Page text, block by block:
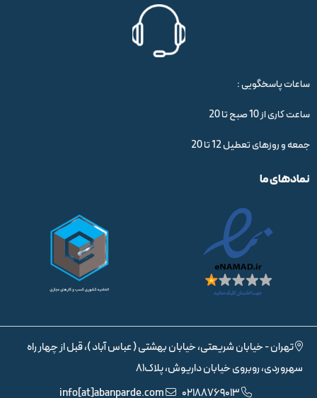
ساعات پاسخگویی :
ساعت کاری از 10 صبح تا 20
جمعه و روزهای تعطیل 12 تا 20
نمادهای ما
تهران - خیابان شریعتی، خیابان بهشتی ( عباس آباد )، قبل از چهار راه
سهروردی، روبروی خیابان داریوش، پلاک81
02188769013
info[at]abanparde.com